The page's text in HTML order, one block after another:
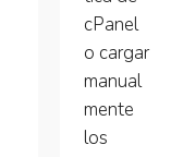
cPanel
o cargar
manual
mente
los